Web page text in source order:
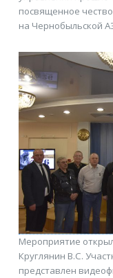
посвященное
на Чернобыльской
Мероприятие
Круглянин В.С.
представлен